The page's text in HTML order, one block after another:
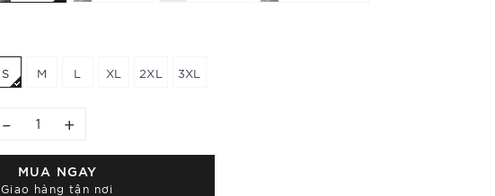
S M L XL 2XL 3XL
– +
MUA NGAY
Giao hàng tận nơi